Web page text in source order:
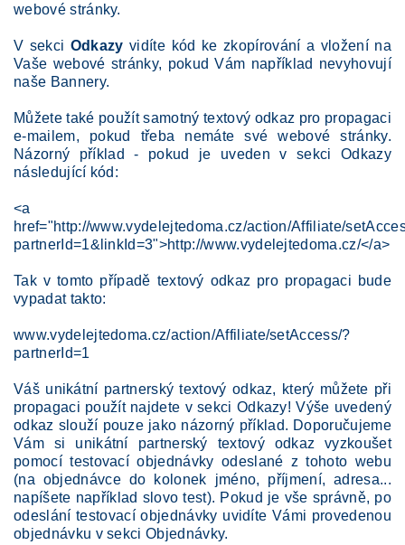
webové stránky.
V sekci Odkazy vidíte kód ke zkopírování a vložení na
Vaše webové stránky, pokud Vám například nevyhovují
naše Bannery.
Můžete také použít samotný textový odkaz pro propagaci
e-mailem, pokud třeba nemáte své webové stránky.
Názorný příklad - pokud je uveden v sekci Odkazy
následující kód:
<a
href="http://www.vydelejtedoma.cz/action/Affiliate/
partnerId=1&linkId=3">http://www.vydelejtedoma.cz/</a>
Tak v tomto případě textový odkaz pro propagaci bude
vypadat takto:
www.vydelejtedoma.cz/action/Affiliate/setAccess/?
partnerId=1
Váš unikátní partnerský textový odkaz, který můžete při
propagaci použít najdete v sekci Odkazy! Výše uvedený
odkaz slouží pouze jako názorný příklad. Doporučujeme
Vám si unikátní partnerský textový odkaz vyzkoušet
pomocí testovací objednávky odeslané z tohoto webu
(na objednávce do kolonek jméno, příjmení, adresa...
napíšete například slovo test). Pokud je vše správně, po
odeslání testovací objednávky uvidíte Vámi provedenou
objednávku v sekci Objednávky.